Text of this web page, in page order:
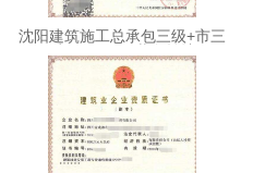
沈阳建筑施工总承包三级+市三